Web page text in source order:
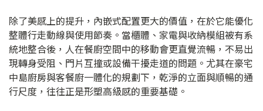
除了美感上的提升，內嵌式配置更大的價值，在於它能優化
整體行走動線與使用節奏。當櫃體、家電與收納模組被有系
統地整合後，人在餐廚空間中的移動會更直覺流暢，不易出
現轉身受阻、門片互撞或設備干擾走道的問題。尤其在豪宅
中島廚房與客餐廚一體化的規劃下，乾淨的立面與順暢的通
行尺度，往往正是形塑高級感的重要基礎。